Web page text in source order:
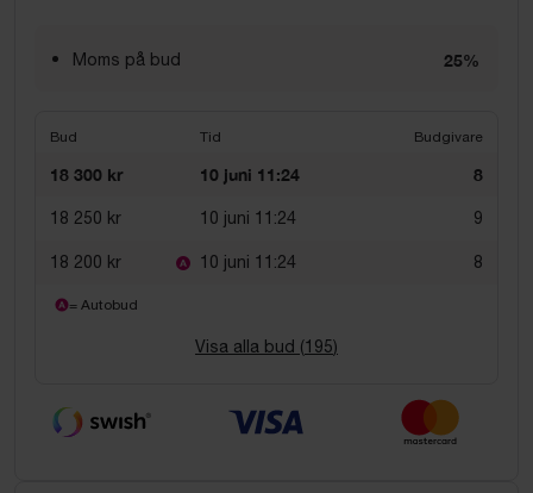
Moms på bud 25%
Bud Tid Budgivare
18 300 kr 10 juni 11:24 8
18 250 kr 10 juni 11:24 9
18 200 kr 10 juni 11:24 8
= Autobud
Visa alla bud (195)